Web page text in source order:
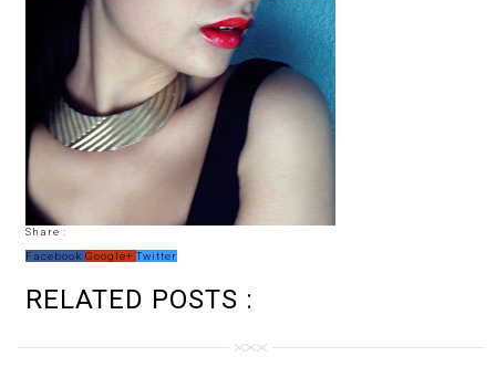
Share :
FacebookGoogle+Twitter
RELATED POSTS :